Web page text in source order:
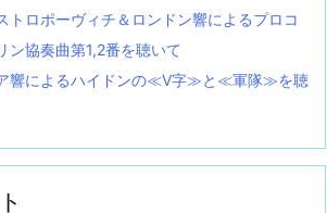
トロポーヴィチ＆ロンドン響によるプロコ
ン協奏曲第1,2番を聴いて
響によるハイドンの≪V字≫と≪軍隊≫を聴